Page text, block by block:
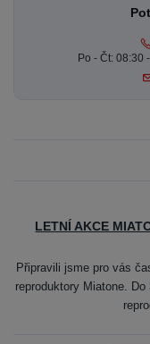
Po - Čt: 08:30
LETNÍ AKCE
Připravili jsme pro vás
reproduktory Miatone.